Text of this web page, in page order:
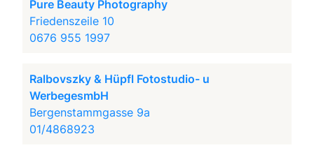
Pure Beauty Photography
Friedenszeile 10
0676 955 1997
Ralbovszky & Hüpfl Fotostudio- u
WerbegesmbH
Bergenstammgasse 9a
01/4868923